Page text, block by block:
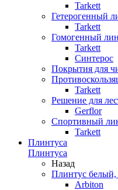
Tarkett
Гетерогенный
Tarkett
Гомогенный
Tarkett
Синтерос
Покрытия для
Tarkett
Решение для
Gerflor
Спортивный
Tarkett
Плинтуса
Плинтуса
Назад
Плинтус белый,
Arbiton